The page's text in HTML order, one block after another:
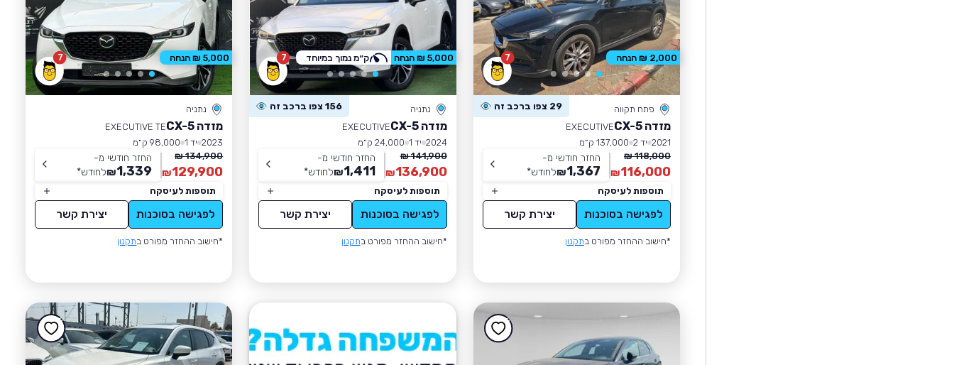
7
פתח תקווה 29 צפו ברכב זה
מזדה CX-5
EXECUTIVE
2021 יד 2
137,000 ק״מ
118,000 ₪
116,000
₪
החזר חודשי מ-
1,367
₪לחודש*
תוספות לעיסקה
לפגישה בסוכנות יצירת קשר
*חישוב ההחזר מפורט בתקנון
2,000 ₪ הנחה 7
נתניה 156 צפו ברכב זה
מזדה CX-5
EXECUTIVE
2024 יד 1
24,000 ק״מ
141,900 ₪
136,900
₪
החזר חודשי מ-
1,411
₪לחודש*
תוספות לעיסקה
לפגישה בסוכנות יצירת קשר
*חישוב ההחזר מפורט בתקנון
5,000 ₪ הנחה ק״מ נמוך במיוחד 7
נתניה
מזדה CX-5
EXECUTIVE TE
2023 יד 1
98,000 ק״מ
134,900 ₪
129,900
₪
החזר חודשי מ-
1,339
₪לחודש*
תוספות לעיסקה
לפגישה בסוכנות יצירת קשר
*חישוב ההחזר מפורט בתקנון
5,000 ₪ הנחה